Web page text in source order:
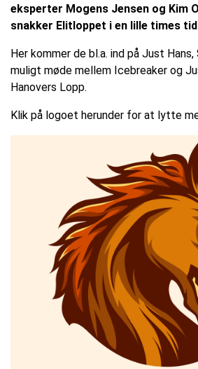
eksperter Mogens Jensen og Kim
snakker Elitloppet i en lille times
Her kommer de bl.a. ind på Just
muligt møde mellem Icebreaker og
Hanovers Lopp.
Klik på logoet herunder for at lytte